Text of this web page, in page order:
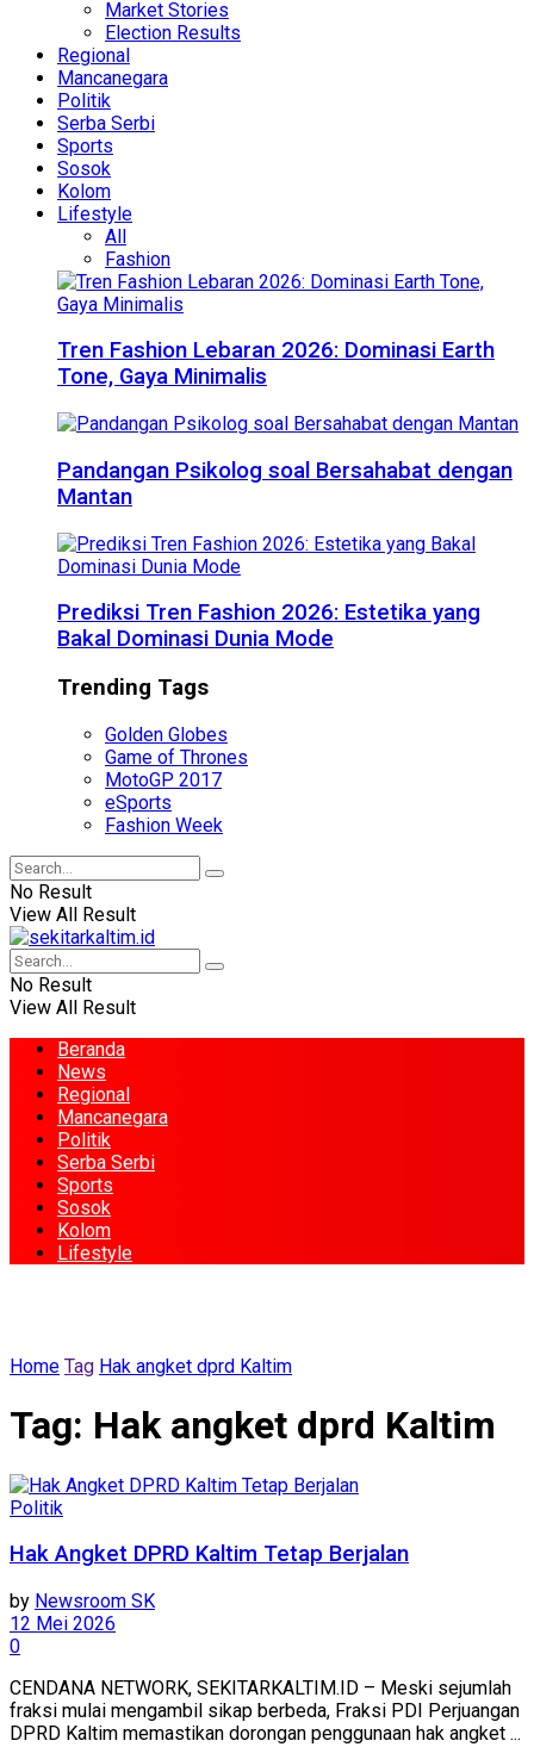
Market Stories
Election Results
Regional
Mancanegara
Politik
Serba Serbi
Sports
Sosok
Kolom
Lifestyle
All
Fashion
Tren Fashion Lebaran 2026: Dominasi Earth
Tone, Gaya Minimalis
Pandangan Psikolog soal Bersahabat dengan
Mantan
Prediksi Tren Fashion 2026: Estetika yang
Bakal Dominasi Dunia Mode
Trending Tags
Golden Globes
Game of Thrones
MotoGP 2017
eSports
Fashion Week
No Result
View All Result
No Result
View All Result
Beranda
News
Regional
Mancanegara
Politik
Serba Serbi
Sports
Sosok
Kolom
Lifestyle
Home Tag Hak angket dprd Kaltim
Tag: Hak angket dprd Kaltim
Politik
Hak Angket DPRD Kaltim Tetap Berjalan
by Newsroom SK
12 Mei 2026
0
CENDANA NETWORK, SEKITARKALTIM.ID – Meski sejumlah
fraksi mulai mengambil sikap berbeda, Fraksi PDI Perjuangan
DPRD Kaltim memastikan dorongan penggunaan hak angket ...